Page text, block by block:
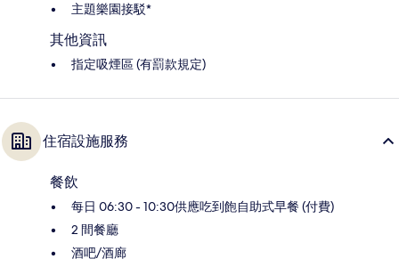
主題樂園接駁*
其他資訊
指定吸煙區 (有罰款規定)
住宿設施服務
餐飲
每日 06:30 - 10:30供應吃到飽自助式早餐 (付費)
2 間餐廳
酒吧/酒廊